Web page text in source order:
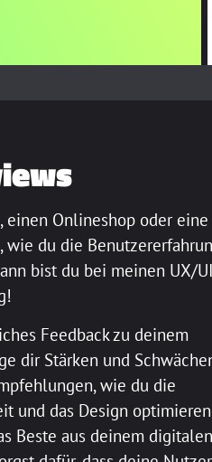
einen Onlineshop oder eine
wie du die
bist du bei meinen UX/
Feedback zu deinem
dir Stärken und
wie du die
und das Design optimieren
Beste aus deinem digitalen